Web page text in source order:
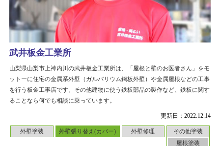
更新日：2022.12.14
外壁塗装 外壁張り替え(カバー) 外壁修理
その他塗装
屋根塗装
武井板金工業所
山梨県山梨市上神内川の武井板金工業所は、「屋根と壁のお医者さん」をモ
ットーに住宅の金属系外壁（ガルバリウム鋼板外壁）や金属屋根などの工事
を行う板金工事店です。その他建物に使う鉄板部品の製作など、鉄板に関す
ることなら何でも相談に乗っています。